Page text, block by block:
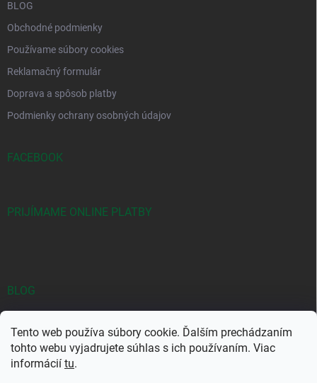
Tento web používa súbory cookie. Ďalším prechádzaním
tohto webu vyjadrujete súhlas s ich používaním. Viac
informácií tu.
BLOG
Obchodné podmienky
Používame súbory cookies
Reklamačný formulár
Doprava a spôsob platby
Podmienky ochrany osobných údajov
FACEBOOK
PRIJÍMAME ONLINE PLATBY
BLOG
Najpredávanejšie Yodeyma vône: Prečo si ich kúpiť?
YODEYMA – Kvalitná značka parfémov za bezkonkurenčné ceny